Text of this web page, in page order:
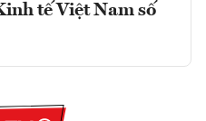
tế Việt Nam số